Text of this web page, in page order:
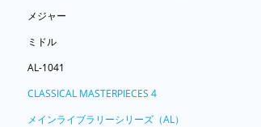
メジャー
ミドル
AL-1041
CLASSICAL MASTERPIECES 4
メインライブラリーシリーズ（AL）